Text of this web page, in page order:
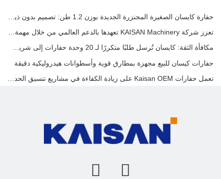
مكافأة الثقة: كايسان تُرسل طلبًا متكررًا لـ 20 وحدة حفارات إلى شريك برتغالي طويل الأمد
حفارات كيسان للبيع مجهزة بمطارق قوية وأسطوانات هيدروليكية دقيقة